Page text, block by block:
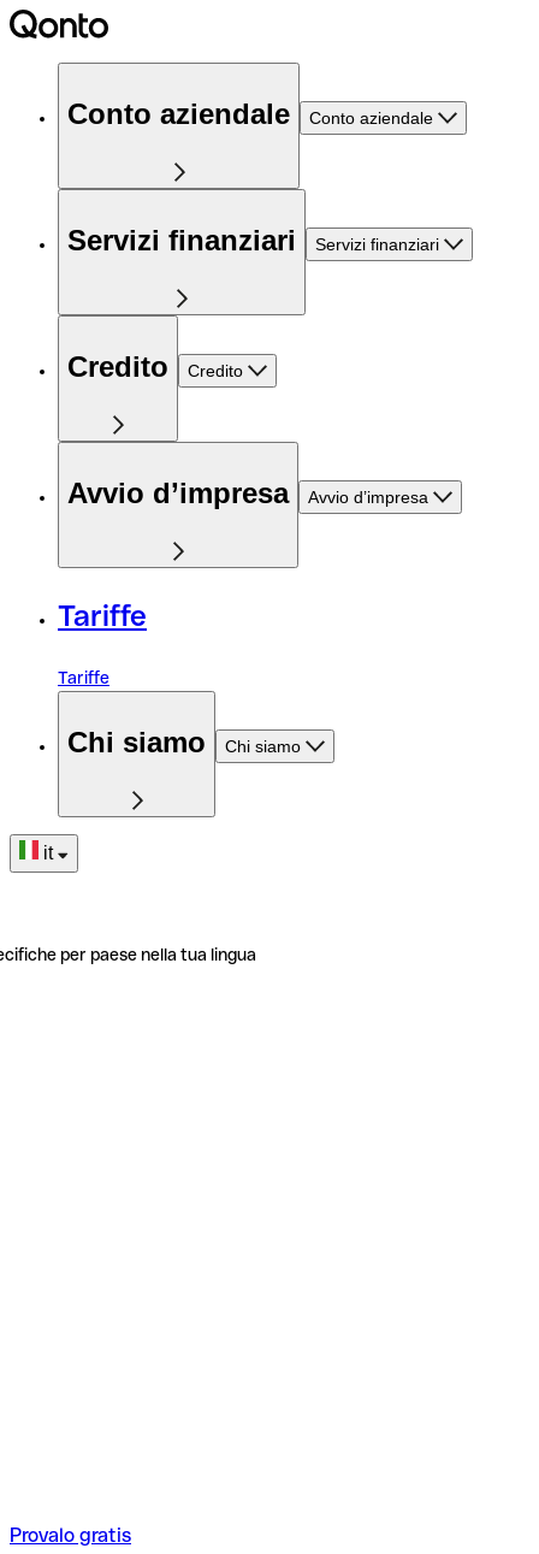
Conto aziendale Conto aziendale
Servizi finanziari Servizi finanziari
Credito Credito
Avvio d’impresa Avvio d’impresa
Tariffe
Tariffe
Chi siamo Chi siamo
it
per paese nella tua lingua
Provalo gratis